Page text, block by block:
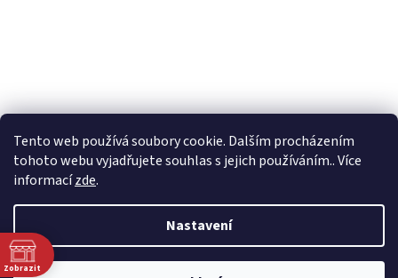
Tento web používá soubory cookie. Dalším procházením
tohoto webu vyjadřujete souhlas s jejich používáním.. Více
informacízde.
Nastavení
Zobrazit